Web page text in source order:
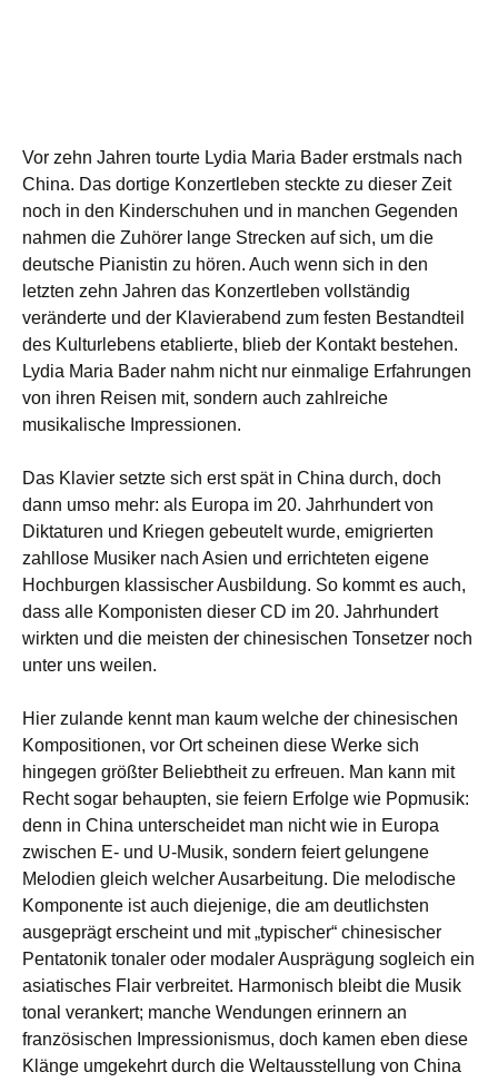
Vor zehn Jahren tourte Lydia Maria Bader erstmals nach
China. Das dortige Konzertleben steckte zu dieser Zeit
noch in den Kinderschuhen und in manchen Gegenden
nahmen die Zuhörer lange Strecken auf sich, um die
deutsche Pianistin zu hören. Auch wenn sich in den
letzten zehn Jahren das Konzertleben vollständig
veränderte und der Klavierabend zum festen Bestandteil
des Kulturlebens etablierte, blieb der Kontakt bestehen.
Lydia Maria Bader nahm nicht nur einmalige Erfahrungen
von ihren Reisen mit, sondern auch zahlreiche
musikalische Impressionen.
Das Klavier setzte sich erst spät in China durch, doch
dann umso mehr: als Europa im 20. Jahrhundert von
Diktaturen und Kriegen gebeutelt wurde, emigrierten
zahllose Musiker nach Asien und errichteten eigene
Hochburgen klassischer Ausbildung. So kommt es auch,
dass alle Komponisten dieser CD im 20. Jahrhundert
wirkten und die meisten der chinesischen Tonsetzer noch
unter uns weilen.
Hier zulande kennt man kaum welche der chinesischen
Kompositionen, vor Ort scheinen diese Werke sich
hingegen größter Beliebtheit zu erfreuen. Man kann mit
Recht sogar behaupten, sie feiern Erfolge wie Popmusik:
denn in China unterscheidet man nicht wie in Europa
zwischen E- und U-Musik, sondern feiert gelungene
Melodien gleich welcher Ausarbeitung. Die melodische
Komponente ist auch diejenige, die am deutlichsten
ausgeprägt erscheint und mit „typischer“ chinesischer
Pentatonik tonaler oder modaler Ausprägung sogleich ein
asiatisches Flair verbreitet. Harmonisch bleibt die Musik
tonal verankert; manche Wendungen erinnern an
französischen Impressionismus, doch kamen eben diese
Klänge umgekehrt durch die Weltausstellung von China